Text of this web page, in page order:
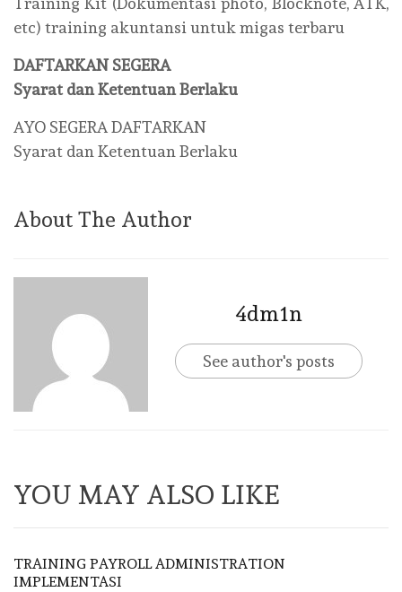
etc) training akuntansi untuk migas terbaru
DAFTARKAN SEGERA
Syarat dan Ketentuan Berlaku
AYO SEGERA DAFTARKAN
Syarat dan Ketentuan Berlaku
About The Author
4dm1n
See author's posts
YOU MAY ALSO LIKE
TRAINING PAYROLL ADMINISTRATION
IMPLEMENTASI